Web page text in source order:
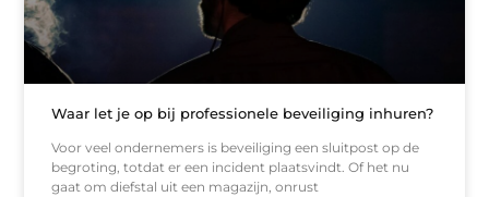
Waar let je op bij professionele beveiliging inhuren?
Voor veel ondernemers is beveiliging een sluitpost op de
begroting, totdat er een incident plaatsvindt. Of het nu
gaat om diefstal uit een magazijn, onrust